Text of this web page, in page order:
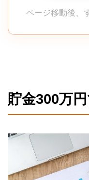
ページ移動後、
貯金300万